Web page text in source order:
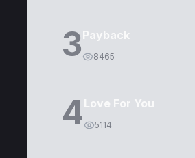
3Payback
8465
4Love For You
5114